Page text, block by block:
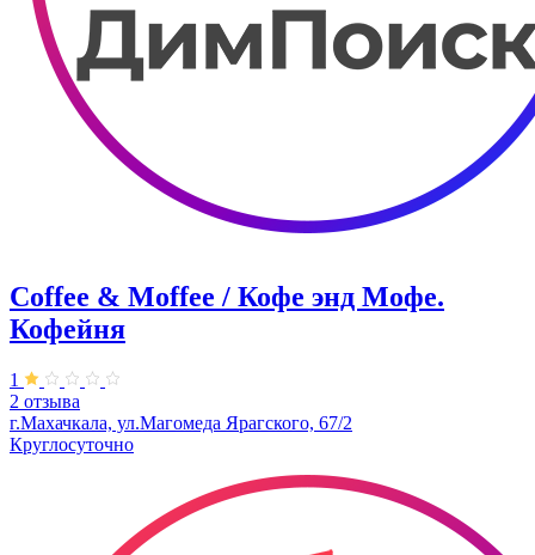
Coffee & Moffee / Кофе энд Мофе.
Кофейня
1
2 отзыва
г.Махачкала, ​ул.Магомеда Ярагского, 67/2
Круглосуточно